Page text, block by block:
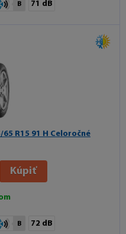
B 71 dB
65 R15 91 H Celoročné
Kúpiť
B 72 dB